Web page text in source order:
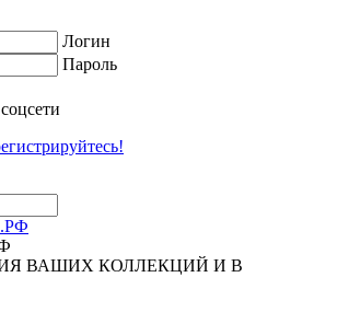
Логин
Пароль
ВАШИХ КОЛЛЕКЦИЙ И В